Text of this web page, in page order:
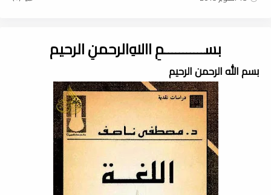
بســـــــــــمِ اﷲِالرحمنِ الرحيم
بسم الله الرحمن الرحيم